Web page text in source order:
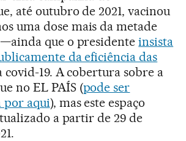
até outubro de 2021, vacinou
uma dose mais da metade
que o presidenteinsista
da eficiência das
19. A cobertura sobre a
no EL PAÍS (pode ser
por aqui), mas este espaço
a partir de 29 de